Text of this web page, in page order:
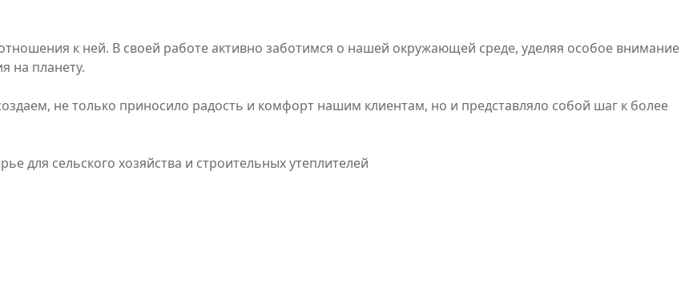
к ней. В своей работе активно заботимся о нашей окружающей среде, уделяя особое внимание
на планету.
не только приносило радость и комфорт нашим клиентам, но и представляло собой шаг к более
для сельского хозяйства и строительных утеплителей